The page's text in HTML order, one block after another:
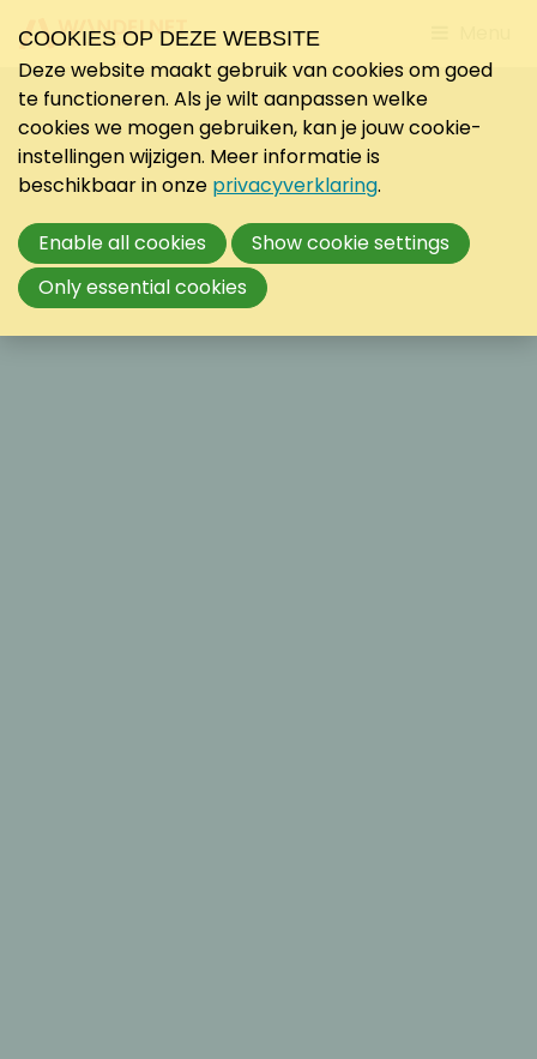
to
COOKIES OP DEZE WEBSITE
Deze website maakt gebruik van cookies om goed
te functioneren. Als je wilt aanpassen welke
cookies we mogen gebruiken, kan je jouw cookie-
instellingen wijzigen. Meer informatie is
beschikbaar in onze privacyverklaring.
Enable all cookies
Show cookie settings
Only essential cookies